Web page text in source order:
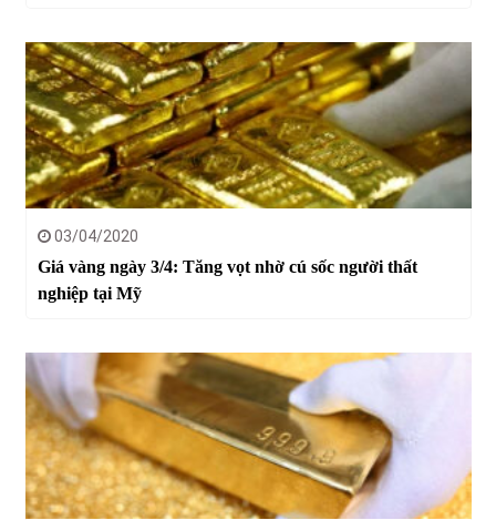
03/04/2020
Giá vàng ngày 3/4: Tăng vọt nhờ cú sốc người thất
nghiệp tại Mỹ